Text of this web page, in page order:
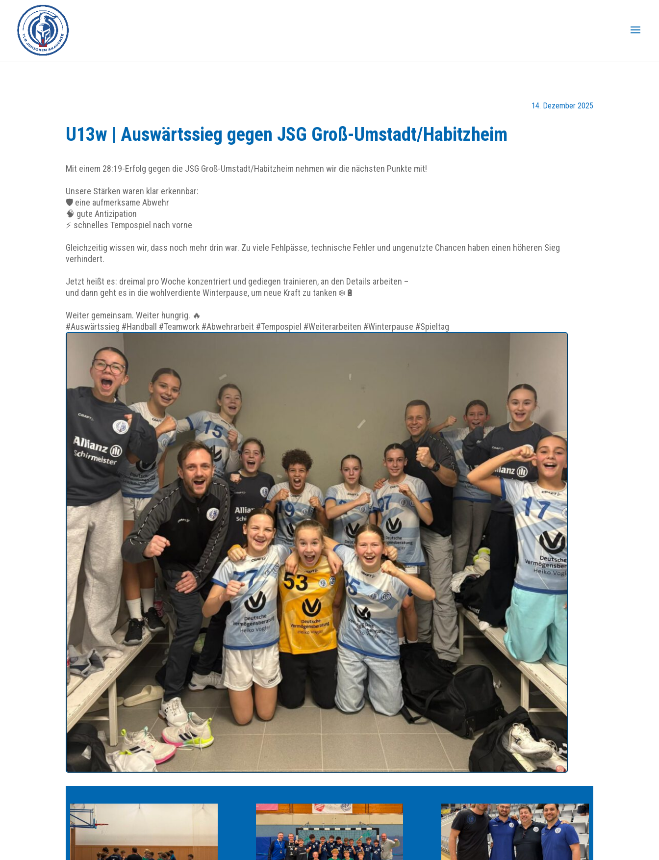
14. Dezember 2025
U13w | Auswärtssieg gegen JSG Groß-Umstadt/Habitzheim
Mit einem 28:19-Erfolg gegen die JSG Groß-Umstadt/Habitzheim nehmen wir die nächsten Punkte mit!
Unsere Stärken waren klar erkennbar:
🛡️ eine aufmerksame Abwehr
🧠 gute Antizipation
⚡ schnelles Tempospiel nach vorne
Gleichzeitig wissen wir, dass noch mehr drin war. Zu viele Fehlpässe, technische Fehler und ungenutzte Chancen haben einen höheren Sieg
verhindert.
Jetzt heißt es: dreimal pro Woche konzentriert und gediegen trainieren, an den Details arbeiten –
und dann geht es in die wohlverdiente Winterpause, um neue Kraft zu tanken ❄️🔋
Weiter gemeinsam. Weiter hungrig. 🔥
#Auswärtssieg #Handball #Teamwork #Abwehrarbeit #Tempospiel #Weiterarbeiten #Winterpause #Spieltag